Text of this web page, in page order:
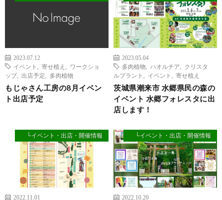
2023.07.12
イベント
寄せ植え
ワークショ
ップ, 出店予定 多肉植物
もじゃさん工房の8月イベン
ト出店予定
2023.05.04
多肉植物
ハオルチア
クリスタ
ルプラント
イベント 寄せ植え
茨城県潮来市 水郷県民の森の
イベント 水郷フォレスタに出
店します！
└イベント・出店・開催情報
2022.11.01
└イベント・出店・開催情報
2022.10.20